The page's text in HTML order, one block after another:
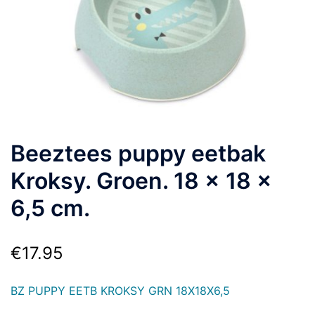
Beeztees puppy eetbak
Kroksy. Groen. 18 x 18 x
6,5 cm.
€17.95
BZ PUPPY EETB KROKSY GRN 18X18X6,5